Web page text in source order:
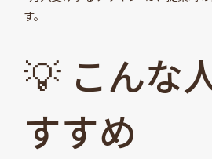
す。
💡 こんな
すすめ